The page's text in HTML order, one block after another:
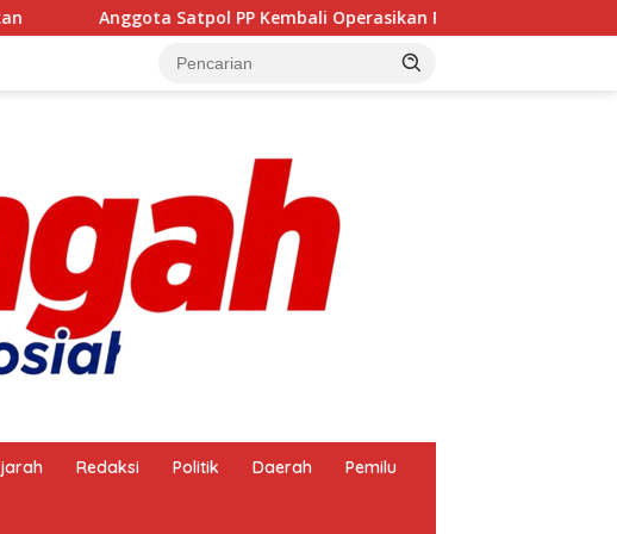
Kembali Operasikan Pembakaran Arang, Apa Kebal Hukum ?
Redaksi Politik Daerah Pemilu